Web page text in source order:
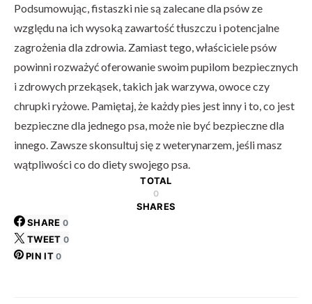
Podsumowując, fistaszki nie są zalecane dla psów ze
względu na ich wysoką zawartość tłuszczu i potencjalne
zagrożenia dla zdrowia. Zamiast tego, właściciele psów
powinni rozważyć oferowanie swoim pupilom bezpiecznych
i zdrowych przekąsek, takich jak warzywa, owoce czy
chrupki ryżowe. Pamiętaj, że każdy pies jest inny i to, co jest
bezpieczne dla jednego psa, może nie być bezpieczne dla
innego. Zawsze skonsultuj się z weterynarzem, jeśli masz
wątpliwości co do diety swojego psa.
TOTAL
0
SHARES
SHARE 0
TWEET 0
PIN IT 0